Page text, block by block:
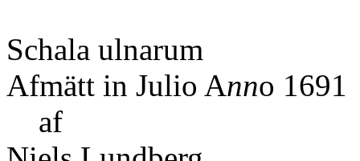
Schala ulnarum
Afmätt in Julio Anno 1691
af